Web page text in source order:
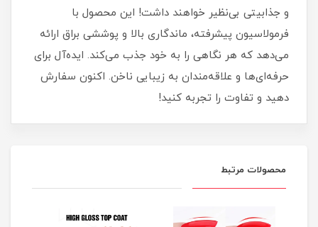
و جذابیتی بی‌نظیر خواهند داشت! این محصول با
فرمولاسیون پیشرفته، ماندگاری بالا و پوششی براق ارائه
می‌دهد که هر نگاهی را به خود جذب می‌کند. ایده‌آل برای
حرفه‌ای‌ها و علاقه‌مندان به زیبایی ناخن. اکنون سفارش
دهید و تفاوت را تجربه کنید!
محصولات مرتبط